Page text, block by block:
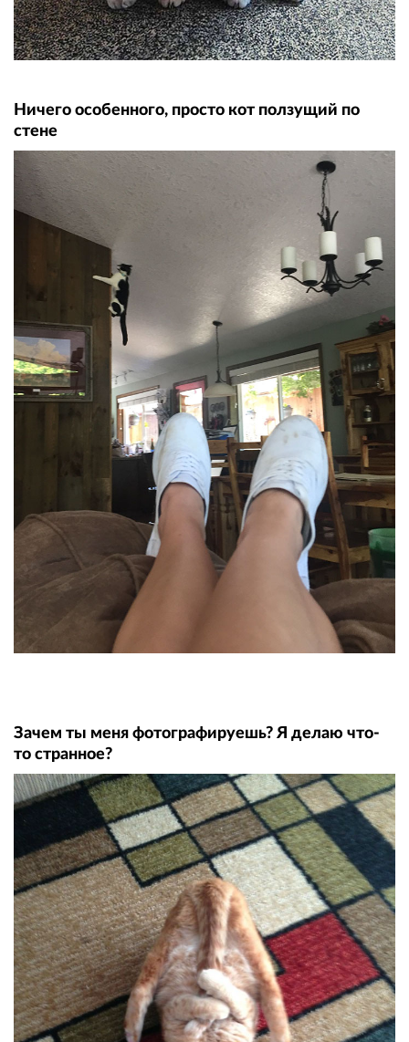
Ничего особенного, просто кот ползущий по
стене
Зачем ты меня фотографируешь? Я делаю что-
то странное?